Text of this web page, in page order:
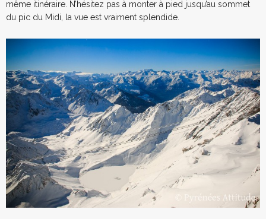
même itinéraire. N’hésitez pas à monter à pied jusqu’au sommet
du pic du Midi, la vue est vraiment splendide.